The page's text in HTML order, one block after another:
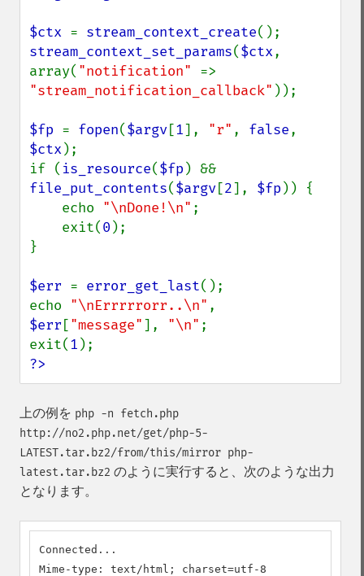
$ctx = stream_context_create
stream_context_set_params($ctx,
array( "notification"
"stream_notification_callback" ));
$fp = fopen($argv[1], "r" , false
$ctx );
if ( is_resource($fp
file_put_contents($argv[2], $fp )) {
    echo
"\nDone!\n" ;
    exit(
0 );
}
$err = error_get_last();
echo "\nErrrrrorr..\n"
$err ["message"], "\n" ;
exit(1
?>
上の例を php -n fetch.php
http://no2.php.net/get/php-5-
LATEST.tar.bz2/from/this/mirror php-
latest.tar.bz2 のように実行すると、次のような出力
となります。
Connected...
Mime-type: text/html; charset=utf-8